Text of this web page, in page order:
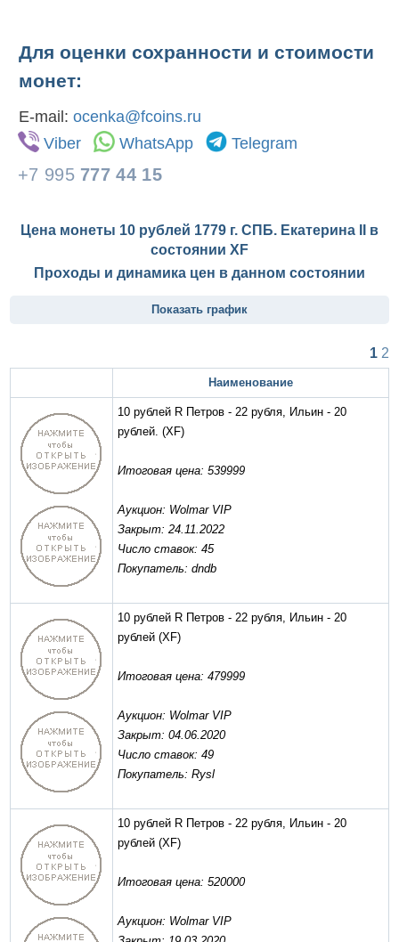
Для оценки сохранности и стоимости
монет:
E-mail: ocenka@fcoins.ru
Viber
WhatsApp Telegram
+7 995 777 44 15
Цена монеты 10 рублей 1779 г. СПБ. Екатерина II в
состоянии XF
Проходы и динамика цен в данном состоянии
Показать график
1 2
Наименование
10 рублей R Петров - 22 рубля, Ильин - 20
рублей. (XF)
Итоговая цена: 539999
Аукцион: Wolmar VIP
Закрыт: 24.11.2022
Число ставок: 45
Покупатель: dndb
10 рублей R Петров - 22 рубля, Ильин - 20
рублей (XF)
Итоговая цена: 479999
Аукцион: Wolmar VIP
Закрыт: 04.06.2020
Число ставок: 49
Покупатель: Rysl
10 рублей R Петров - 22 рубля, Ильин - 20
рублей (XF)
Итоговая цена: 520000
Аукцион: Wolmar VIP